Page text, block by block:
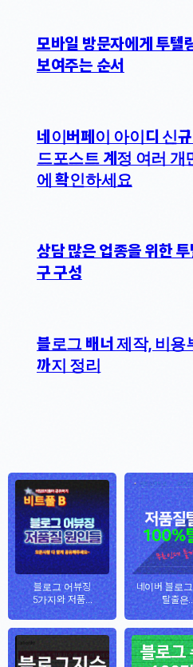
모바일 방문자에게 투텔
보여주는 순서
네이버페이 아이디 신
드포스트 계정 여러 개
에 확인하세요
상담 많은 업종을 위한
구 구성
블로그 배너 제작, 비용
까지 정리
블로그 어뷰징
5가지와 저품...
네이버 블로
탈출은